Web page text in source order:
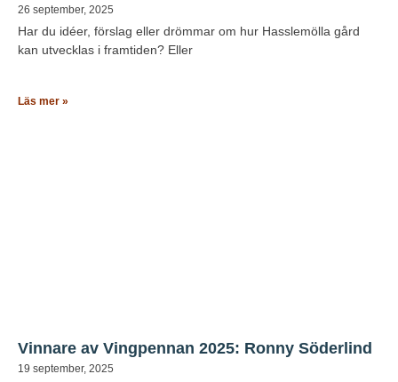
26 september, 2025
Har du idéer, förslag eller drömmar om hur Hasslemölla gård
kan utvecklas i framtiden? Eller
Läs mer »
Vinnare av Vingpennan 2025: Ronny Söderlind
19 september, 2025